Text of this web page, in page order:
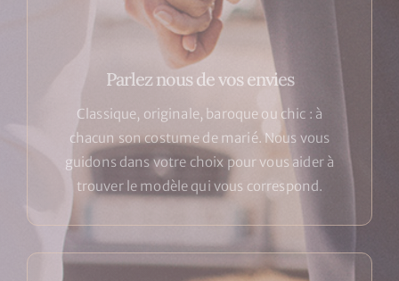
Parlez nous de vos envies
Classique, originale, baroque ou chic : à
chacun son costume de marié. Nous vous
guidons dans votre choix pour vous aider à
trouver le modèle qui vous correspond.